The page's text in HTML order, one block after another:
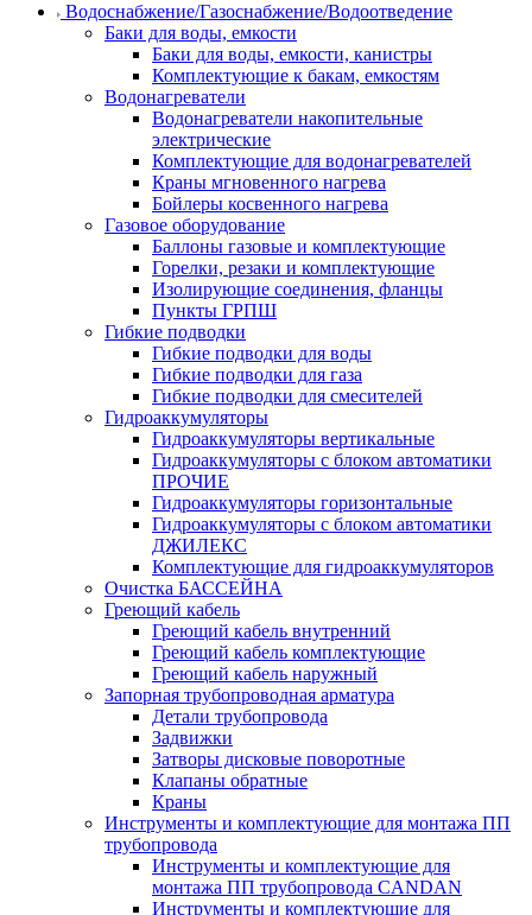
Водоснабжение/Газоснабжение/Водоотведение
Баки для воды, емкости
Баки для воды, емкости, канистры
Комплектующие к бакам, емкостям
Водонагреватели
Водонагреватели накопительные
электрические
Комплектующие для водонагревателей
Краны мгновенного нагрева
Бойлеры косвенного нагрева
Газовое оборудование
Баллоны газовые и комплектующие
Горелки, резаки и комплектующие
Изолирующие соединения, фланцы
Пункты ГРПШ
Гибкие подводки
Гибкие подводки для воды
Гибкие подводки для газа
Гибкие подводки для смесителей
Гидроаккумуляторы
Гидроаккумуляторы вертикальные
Гидроаккумуляторы с блоком автоматики
ПРОЧИЕ
Гидроаккумуляторы горизонтальные
Гидроаккумуляторы с блоком автоматики
ДЖИЛЕКС
Комплектующие для гидроаккумуляторов
Очистка БАССЕЙНА
Греющий кабель
Греющий кабель внутренний
Греющий кабель комплектующие
Греющий кабель наружный
Запорная трубопроводная арматура
Детали трубопровода
Задвижки
Затворы дисковые поворотные
Клапаны обратные
Краны
Инструменты и комплектующие для монтажа ПП
трубопровода
Инструменты и комплектующие для
монтажа ПП трубопровода CANDAN
Инструменты и комплектующие для